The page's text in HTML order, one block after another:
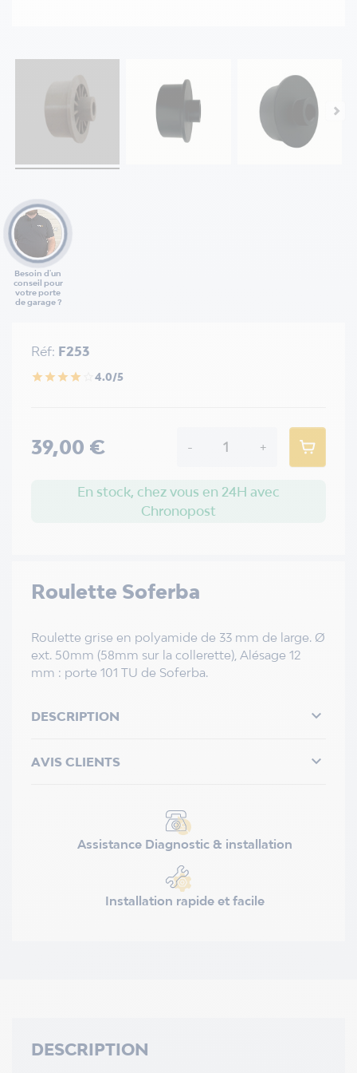
Besoin d'un
conseil pour
votre porte
de garage ?
Roulette Soferba
Roulette grise en polyamide de 33 mm de large. Ø
ext. 50mm (58mm sur la collerette), Alésage 12
mm : porte 101 TU de Soferba.
DESCRIPTION 
AVIS CLIENTS 
Assistance Diagnostic & installation
Installation rapide et facile
Réf: F253
star star star star 4.0/5
39,00 € - +
En stock, chez vous en 24H avec
Chronopost
DESCRIPTION